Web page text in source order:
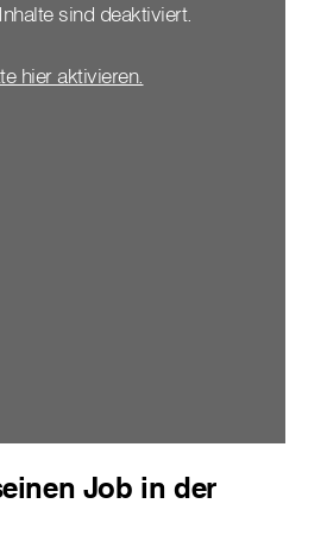
sind deaktiviert.
hier aktivieren.
Job in der